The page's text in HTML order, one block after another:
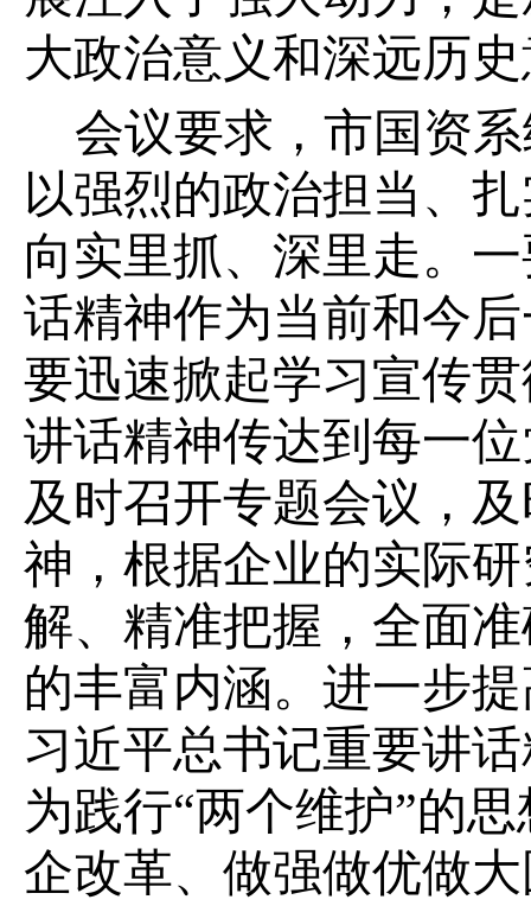
大政治意义和深远历
会议要求，市国资
以强烈的政治担当、
向实里抓、深里走。
话精神作为当前和今
要迅速掀起学习宣传
讲话精神传达到每一
及时召开专题会议，
神，根据企业的实际
解、精准把握，全面
的丰富内涵。 进一步
习近平总书记重要讲
为践行“两个维护”的
企改革、做强做优做